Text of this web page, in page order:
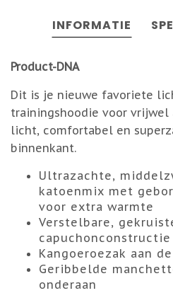
INFORMATIE
Product-DNA
Dit is je nieuwe favoriete
trainingshoodie voor
licht, comfortabel en
binnenkant.
Ultrazachte,
katoenmix met
voor extra warmte
Verstelbare,
capuchonconstructie
Kangoeroezak aan
Geribbelde
onderaan